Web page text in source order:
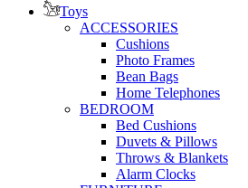
Toys
ACCESSORIES
Cushions
Photo Frames
Bean Bags
Home Telephones
BEDROOM
Bed Cushions
Duvets & Pillows
Throws & Blankets
Alarm Clocks